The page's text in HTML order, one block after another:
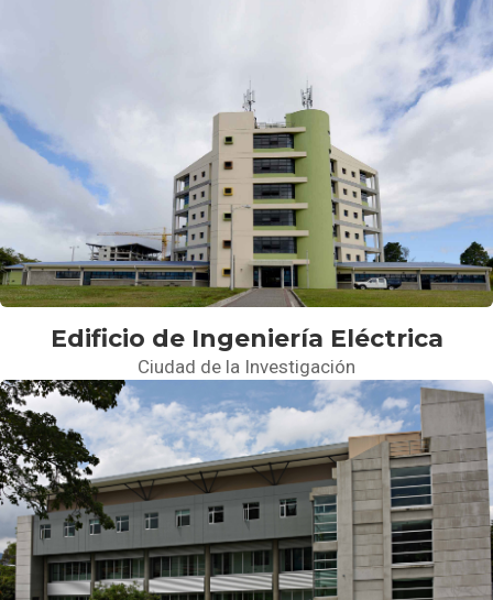
Edificio de Ingeniería Eléctrica
Ciudad de la Investigación